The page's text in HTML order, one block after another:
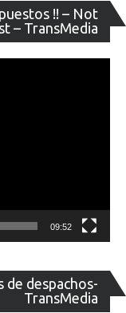
!! – Not
– TransMedia
de
09:52
de despachos-
TransMedia
de